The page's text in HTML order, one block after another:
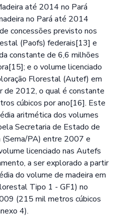
até 2014 no Pará
no Pará até 2014
concessões previsto nos
(Paofs) federais[13] e
constante de 6,6 milhões
e o volume licenciado
Florestal (Autef) em
de 2012, o qual é constante
cúbicos por ano[16]. Este
aritmética dos volumes
Secretaria de Estado de
PA) entre 2007 e
licenciado nas Autefs
a ser explorado a partir
do volume de madeira em
Tipo 1 - GF1) no
(215 mil metros cúbicos
4).